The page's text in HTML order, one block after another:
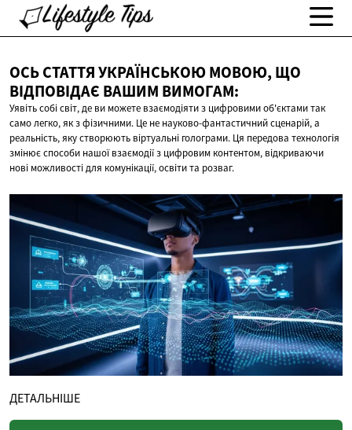
ОСЬ СТАТТЯ УКРАЇНСЬКОЮ МОВОЮ, ЩО
ВІДПОВІДАЄ ВАШИМ ВИМОГАМ:
Уявіть собі світ, де ви можете взаємодіяти з цифровими об'єктами так
само легко, як з фізичними. Це не науково-фантастичний сценарій, а
реальність, яку створюють віртуальні голограми. Ця передова технологія
змінює способи нашої взаємодії з цифровим контентом, відкриваючи
нові можливості для комунікації, освіти та розваг.
ДЕТАЛЬНІШЕ